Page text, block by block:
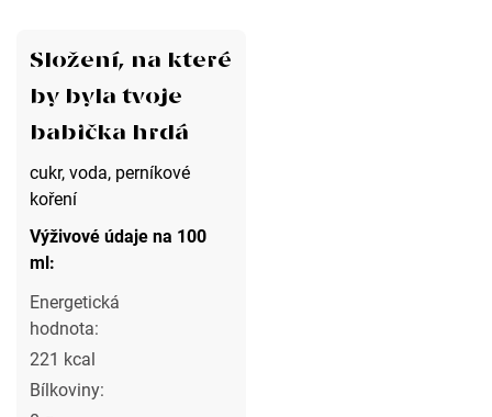
Složení, na které
by byla tvoje
babička hrdá
cukr, voda, perníkové
koření
Výživové údaje na 100
ml:
Energetická
hodnota:
221 kcal
Bílkoviny:
sirup
greponáda